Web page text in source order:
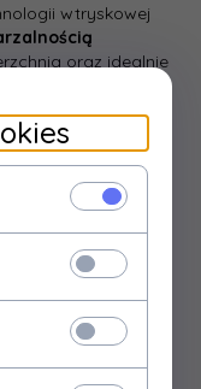
wtryskowej
oraz idealnie
.
rozłożony środek
i
produkcji
w komorze Hop-